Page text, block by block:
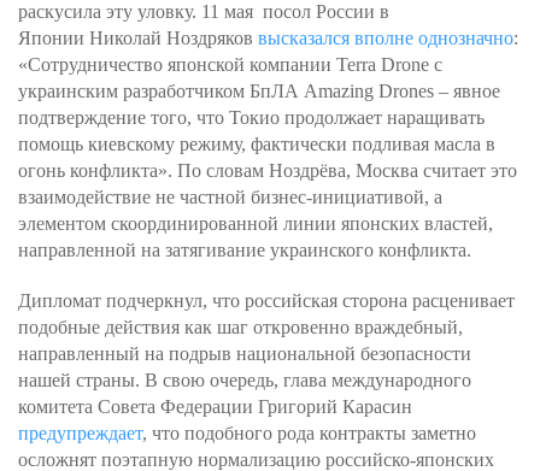
раскусила эту уловку. 11 мая посол России в
Японии Николай Ноздряков высказался вполне однозначно:
«Сотрудничество японской компании Terra Drone с
украинским разработчиком БпЛА Amazing Drones – явное
подтверждение того, что Токио продолжает наращивать
помощь киевскому режиму, фактически подливая масла в
огонь конфликта». По словам Ноздрёва, Москва считает это
взаимодействие не частной бизнес-инициативой, а
элементом скоординированной линии японских властей,
направленной на затягивание украинского конфликта.
Дипломат подчеркнул, что российская сторона расценивает
подобные действия как шаг откровенно враждебный,
направленный на подрыв национальной безопасности
нашей страны. В свою очередь, глава международного
комитета Совета Федерации Григорий Карасин
предупреждает, что подобного рода контракты заметно
осложнят поэтапную нормализацию российско-японских